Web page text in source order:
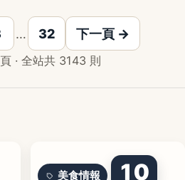
… 32 下一頁 →
· 全站共 3143 則
美食情報 10